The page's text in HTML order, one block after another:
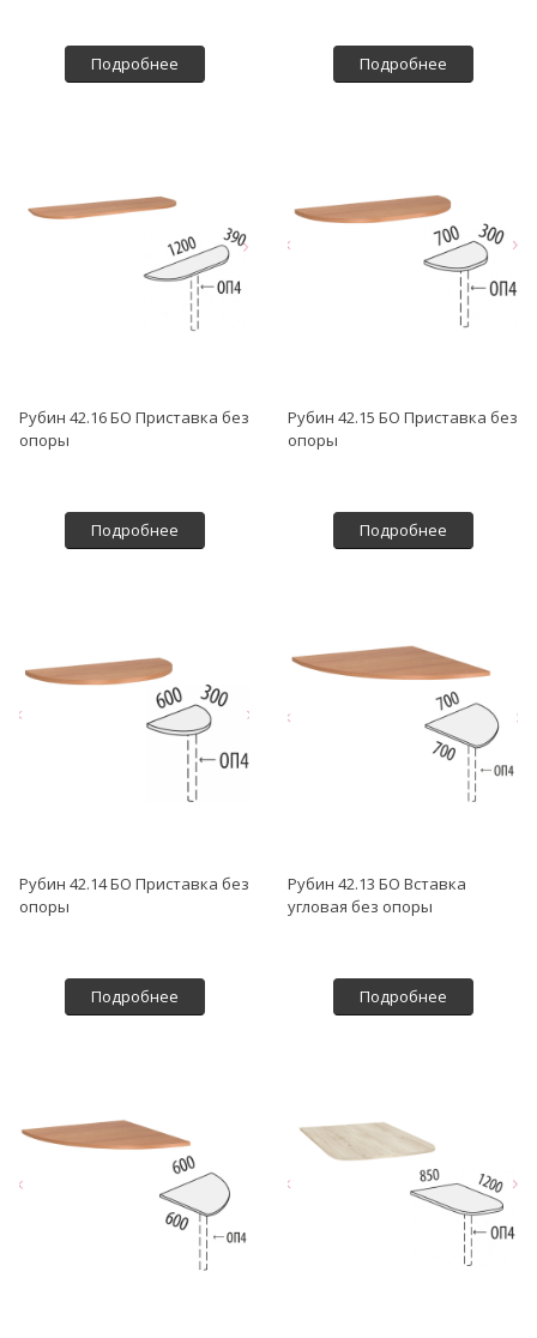
Подробнее Подробнее
Рубин 42.16 БО Приставка без
опоры
Подробнее
Рубин 42.15 БО Приставка без
опоры
Подробнее
Рубин 42.14 БО Приставка без
опоры
Подробнее
Рубин 42.13 БО Вставка
угловая без опоры
Подробнее